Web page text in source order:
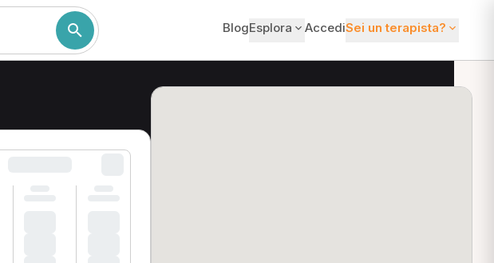
BlogEsplora AccediSei un terapista?